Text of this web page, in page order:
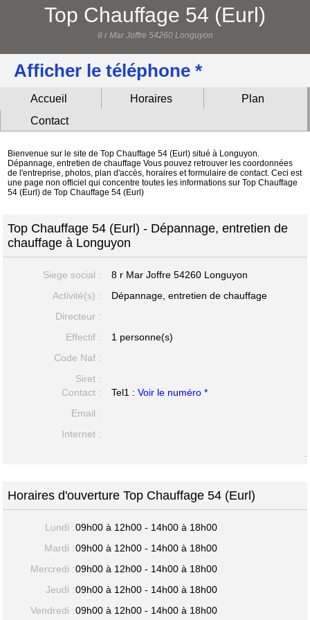
Top Chauffage 54 (Eurl)
8 r Mar Joffre 54260 Longuyon
Afficher le téléphone *
Accueil Horaires
Plan
Contact
Bienvenue sur le site de Top Chauffage 54 (Eurl) situé à Longuyon.
Dépannage, entretien de chauffage Vous pouvez retrouver les coordonnées
de l'entreprise, photos, plan d'accès, horaires et formulaire de contact. Ceci est
une page non officiel qui concentre toutes les informations sur Top Chauffage
54 (Eurl) de Top Chauffage 54 (Eurl)
Top Chauffage 54 (Eurl) - Dépannage, entretien de
chauffage à Longuyon
Siege social : 8 r Mar Joffre54260 Longuyon
Activité(s) :
Dépannage, entretien de chauffage
Directeur :
Effectif :
1 personne(s)
Code Naf :
Siret :
Contact :
Tel1 :Voir le numéro *
Email :
Internet :
-
Horaires d'ouverture Top Chauffage 54 (Eurl)
Lundi :09h00 à 12h00 - 14h00 à 18h00
Mardi :09h00 à 12h00 - 14h00 à 18h00
Mercredi :09h00 à 12h00 - 14h00 à 18h00
Jeudi :09h00 à 12h00 - 14h00 à 18h00
Vendredi :09h00 à 12h00 - 14h00 à 18h00